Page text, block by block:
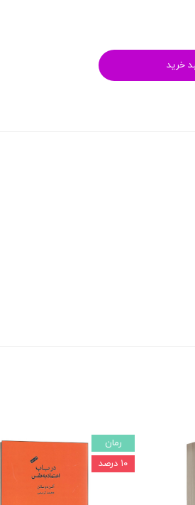
خرید
رمان
۱۰ درصد